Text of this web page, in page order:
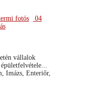
fotós
04
vállalok
Imázs, Enteriőr,